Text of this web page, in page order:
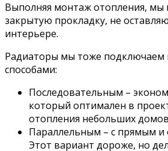
Выполняя монтаж отопления, мы
закрытую прокладку, не
интерьере.
Радиаторы мы тоже подключаем
способами:
Последовательным –
который оптимален в
отопления небольших
Параллельным – с прямым
Этот вариант дороже, но